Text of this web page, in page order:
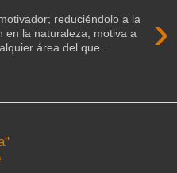
›
reduciéndolo a la
en la naturaleza, motiva a
área del que...